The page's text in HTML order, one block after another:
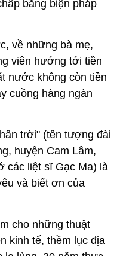
bằng biện pháp
về những bà mẹ,
viên hướng tới tiền
nước không còn tiền
cuồng hàng ngàn
trời" (tên tượng đài
huyện Cam Lâm,
các liệt sĩ Gạc Ma) là
và biết ơn của
cho những thuật
kinh tế, thềm lục địa